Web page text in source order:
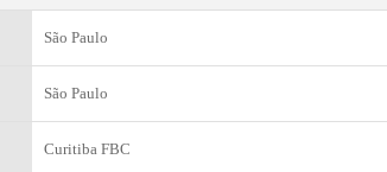
São Paulo
São Paulo
Curitiba FBC